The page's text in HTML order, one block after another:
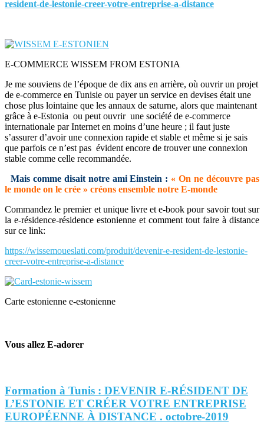
resident-de-lestonie-creer-votre-entreprise-a-distance
E-COMMERCE WISSEM FROM ESTONIA
Je me souviens de l’époque de dix ans en arrière, où ouvrir un projet
de e-commerce en Tunisie ou payer un service en devises était une
chose plus lointaine que les annaux de saturne, alors que maintenant
grâce à e-Estonia ou peut ouvrir une société de e-commerce
internationale par Internet en moins d’une heure ; il faut juste
s’assurer d’avoir une connexion rapide et stable et même si je sais
que parfois ce n’est pas évident encore de trouver une connexion
stable comme celle recommandée.
Mais comme disait notre ami Einstein : « On ne découvre pas
le monde on le crée » créons ensemble notre E-monde
Commandez le premier et unique livre et e-book pour savoir tout sur
la e-résidence-résidence estonienne et comment tout faire à distance
sur ce link:
https://wissemoueslati.com/produit/devenir-e-resident-de-lestonie-
creer-votre-entreprise-a-distance
Carte estonienne e-estonienne
Vous allez E-adorer
Formation à Tunis : DEVENIR E-RÉSIDENT DE
L’ESTONIE ET CRÉER VOTRE ENTREPRISE
EUROPÉENNE À DISTANCE . octobre-2019